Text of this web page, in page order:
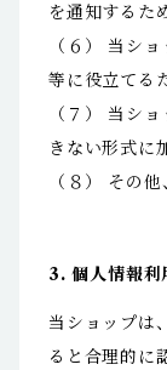
を通知するた
（６） 当シ
等に役立てる
（７） 当シ
きない形式に
（８） その
3. 個人情報利
当ショップは
ると合理的に